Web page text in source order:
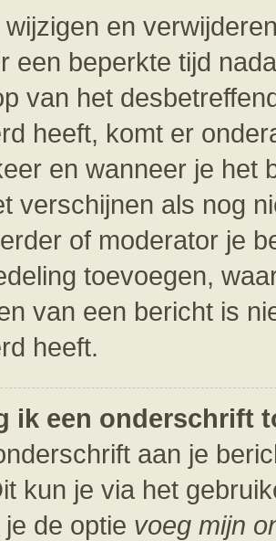
en
een beperkte tijd
van het
heeft, komt er
en wanneer je het
verschijnen als nog
of moderator je
toevoegen,
van een bericht is
heeft.
ik een onderschrift
aan je
kun je via het
de optie voeg mijn